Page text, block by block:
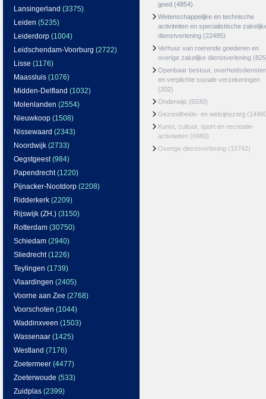
Lansingerland (3375)
Leiden (5235)
Leiderdorp (1004)
Leidschendam-Voorburg (2722)
Lisse (1176)
Maassluis (1076)
Midden-Delfland (1032)
Molenlanden (2554)
Nieuwkoop (1508)
Nissewaard (2343)
Noordwijk (2733)
Oegstgeest(984)
Papendrecht(1220)
Pijnacker-Nootdorp (2208)
Ridderkerk (2209)
Rijswijk (ZH.) (3150)
Rotterdam (30750)
Schiedam (2940)
Sliedrecht(1226)
Teylingen (1739)
Vlaardingen (2405)
Voorne aan Zee (2768)
Voorschoten (1044)
Waddinxveen (1503)
Wassenaar (1425)
Westland (7176)
Zoetermeer (4477)
Zoeterwoude (533)
Zuidplas (2399)
goed (4854)
Wetenschappelijke en technische
activiteiten en specialistische
dienstverlening (22485)
Verhuur van roerende goederen en
overige zakelijke dienstverlening
Openbaar bestuur, overheidsdiensten
en verplichte sociale verzekeringen
(202)
Onderwijs (5030)
Gezondheids- en welzijnszorg
Kunst, cultuur, sport en recreatie-
activiteiten (6980)
Overige dienstverlening (15742)